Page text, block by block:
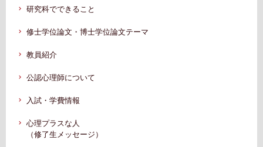
研究科でできること
修士学位論文・博士学位論文テーマ
教員紹介
公認心理師について
入試・学費情報
心理プラスな人
（修了生メッセージ）